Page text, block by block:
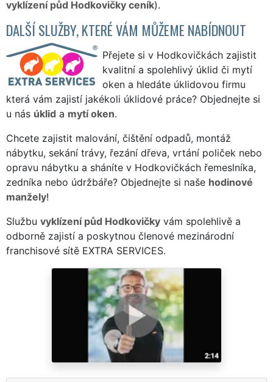
vyklízení půd Hodkovičky ceník).
DALŠÍ SLUŽBY, KTERÉ VÁM MŮŽEME NABÍDNOUT
Přejete si v Hodkovičkách zajistit
kvalitní a spolehlivý úklid či mytí
oken a hledáte úklidovou firmu
která vám zajistí jakékoli úklidové práce? Objednejte si
u nás úklid a mytí oken.
Chcete zajistit malování, čištění odpadů, montáž
nábytku, sekání trávy, řezání dřeva, vrtání poliček nebo
opravu nábytku a sháníte v Hodkovičkách řemeslníka,
zedníka nebo údržbáře? Objednejte si naše hodinové
manžely!
Službu vyklízení půd Hodkovičky vám spolehlivě a
odborně zajistí a poskytnou členové mezinárodní
franchisové sítě EXTRA SERVICES.